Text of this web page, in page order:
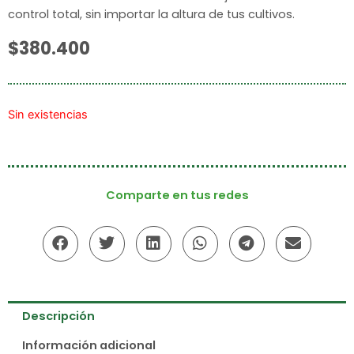
control total, sin importar la altura de tus cultivos.
$380.400
Sin existencias
Comparte en tus redes
Descripción
Información adicional